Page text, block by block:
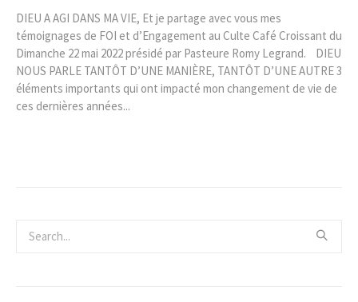
DIEU A AGI DANS MA VIE, Et je partage avec vous mes
témoignages de FOI et d’Engagement au Culte Café Croissant du
Dimanche 22 mai 2022 présidé par Pasteure Romy Legrand. DIEU
NOUS PARLE TANTÔT D’UNE MANIÈRE, TANTÔT D’UNE AUTRE 3
éléments importants qui ont impacté mon changement de vie de
ces dernières années...